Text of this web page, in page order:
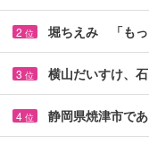
2 位 堀ちえみ 「もっ
3 位 横山だいすけ、
4 位 静岡県焼津市で